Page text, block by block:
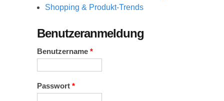
Shopping & Produkt-Trends
Benutzeranmeldung
Benutzername *
Passwort *